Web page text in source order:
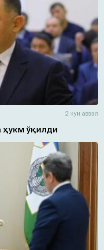
2 кун аввал
ҳукм ўқилди